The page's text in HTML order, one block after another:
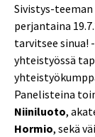
Sivistys-
perjantaina
tarvitsee sinua!
yhteistyössä
Panelisteina
Niiniluoto,
Hormio, sekä